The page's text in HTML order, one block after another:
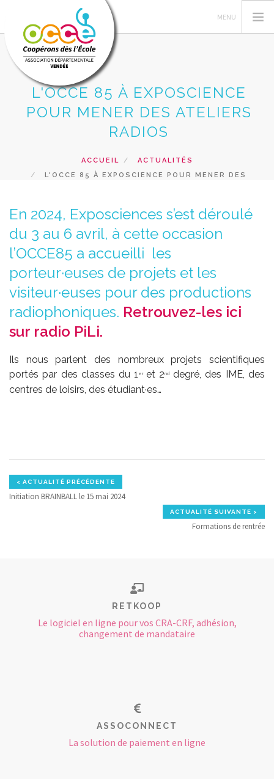
L'OCCE
C'EST QUOI UNE COOPERATIVE
RECHERCHER
CONTACT
L'OCCE 85 À EXPOSCIENCE
POUR MENER DES ATELIERS
RADIOS
ACCUEIL
ACTUALITÉS
L'OCCE 85 À EXPOSCIENCE POUR MENER DES
En 2024, Exposciences s’est déroulé
du 3 au 6 avril, à cette occasion
l’OCCE85 a accueilli les
porteur·euses de projets et les
visiteur·euses pour des productions
radiophoniques. Retrouvez-les ici
sur radio PiLi.
Ils nous parlent des nombreux projets scientifiques
portés par des classes du 1 er et 2nddegré, des IME, des
centres de loisirs, des étudiant·es…
< ACTUALITÉ PRÉCÉDENTE
Initiation BRAINBALL le 15 mai 2024
ACTUALITÉ SUIVANTE >
Formations de rentrée
RETKOOP
Le logiciel en ligne pour vos CRA-CRF, adhésion,
changement de mandataire
ASSOCONNECT
La solution de paiement en ligne